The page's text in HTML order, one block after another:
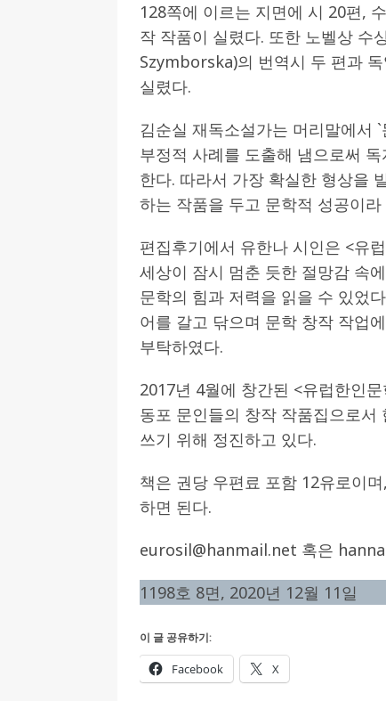
인소식
128쪽에 이르는 지면에 시 20편,
작 작품이 실렸다. 또한 노벨상 수
Szymborska)의 번역시 두 편과
실렸다.
김순실 재독소설가는 머리말에서
부정적 사례를 도출해 냄으로써
한다. 따라서 가장 확실한 형상을
하는 작품을 두고 문학적 성공이
편집후기에서 유한나 시인은 <유
세상이 잠시 멈춘 듯한 절망감 속
문학의 힘과 저력을 읽을 수 있었
어를 갈고 닦으며 문학 창작 작업
부탁하였다.
2017년 4월에 창간된 <유럽한인
동포 문인들의 창작 작품집으로
쓰기 위해 정진하고 있다.
책은 권당 우편료 포함 12유로이
하면 된다.
eurosil@hanmail.net 혹은
1198호 8면, 2020년 12월 11일
이 글 공유하기:
Facebook X